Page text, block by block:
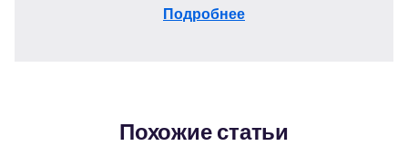
Подробнее
Похожие статьи